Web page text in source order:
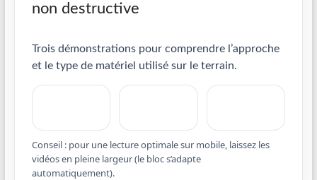
non destructive
Trois démonstrations pour comprendre l’approche
et le type de matériel utilisé sur le terrain.
Conseil : pour une lecture optimale sur mobile, laissez les
vidéos en pleine largeur (le bloc s’adapte
automatiquement).